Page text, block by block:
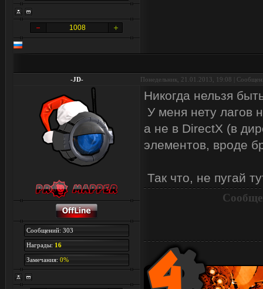
1008
-JD- Понедельник, 21.01.2013, 19:08 |
Сообщений: 303
Награды: 16
Замечания: 0%
Никогда нельзя
У меня нету лагов
а не в DirectX (в
элементов, вроде
Так что, не пугай